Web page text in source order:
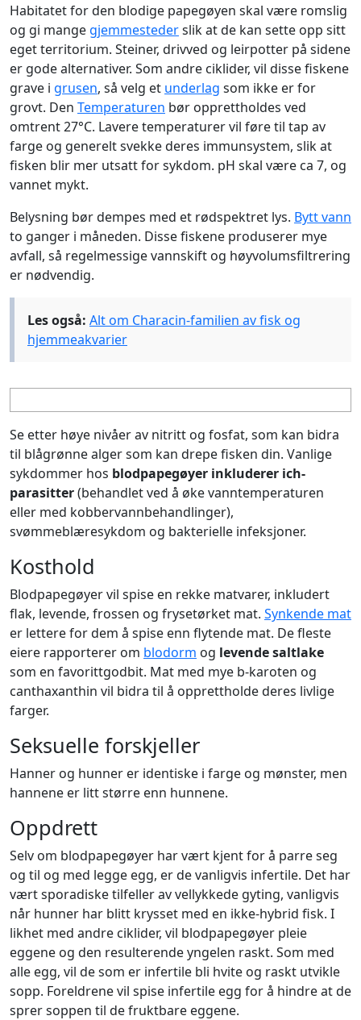
Habitatet for den blodige papegøyen skal være romslig
og gi mange gjemmestederslik at de kan sette opp sitt
eget territorium. Steiner, drivved og leirpotter på sidene
er gode alternativer. Som andre ciklider, vil disse fiskene
grave i grusen, så velg et underlag som ikke er for
grovt. Den Temperaturen bør opprettholdes ved
omtrent 27°C. Lavere temperaturer vil føre til tap av
farge og generelt svekke deres immunsystem, slik at
fisken blir mer utsatt for sykdom. pH skal være ca 7, og
vannet mykt.
Belysning bør dempes med et rødspektret lys. Bytt vann
to ganger i måneden. Disse fiskene produserer mye
avfall, så regelmessige vannskift og høyvolumsfiltrering
er nødvendig.
Les også: Alt om Characin-familien av fisk og
hjemmeakvarier
Se etter høye nivåer av nitritt og fosfat, som kan bidra
til blågrønne alger som kan drepe fisken din. Vanlige
sykdommer hos blodpapegøyer inkluderer ich-
parasitter(behandlet ved å øke vanntemperaturen
eller med kobbervannbehandlinger),
svømmeblæresykdom og bakterielle infeksjoner.
Kosthold
Blodpapegøyer vil spise en rekke matvarer, inkludert
flak, levende, frossen og frysetørket mat. Synkende mat
er lettere for dem å spise enn flytende mat. De fleste
eiere rapporterer om blodorm og levende saltlake
som en favorittgodbit. Mat med mye b-karoten og
canthaxanthin vil bidra til å opprettholde deres livlige
farger.
Seksuelle forskjeller
Hanner og hunner er identiske i farge og mønster, men
hannene er litt større enn hunnene.
Oppdrett
Selv om blodpapegøyer har vært kjent for å parre seg
og til og med legge egg, er de vanligvis infertile. Det har
vært sporadiske tilfeller av vellykkede gyting, vanligvis
når hunner har blitt krysset med en ikke-hybrid fisk. I
likhet med andre ciklider, vil blodpapegøyer pleie
eggene og den resulterende yngelen raskt. Som med
alle egg, vil de som er infertile bli hvite og raskt utvikle
sopp. Foreldrene vil spise infertile egg for å hindre at de
sprer soppen til de fruktbare eggene.